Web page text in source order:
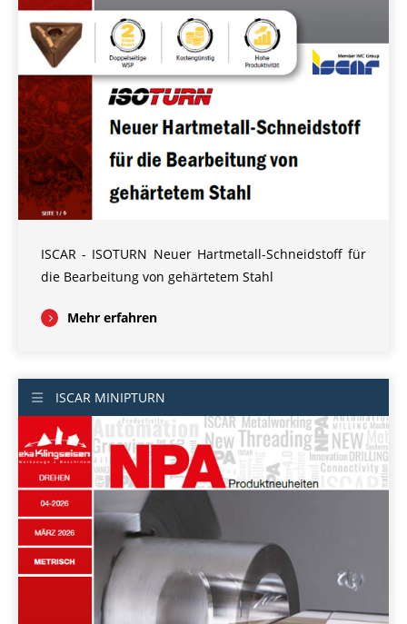
ISCAR - ISOTURN Neuer Hartmetall-Schneidstoff für
die Bearbeitung von gehärtetem Stahl
Mehr erfahren
ISCAR MINIPTURN